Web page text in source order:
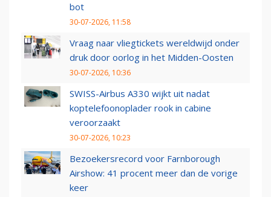
bot
30-07-2026, 11:58
Vraag naar vliegtickets wereldwijd onder
druk door oorlog in het Midden-Oosten
30-07-2026, 10:36
SWISS-Airbus A330 wijkt uit nadat
koptelefoonoplader rook in cabine
veroorzaakt
30-07-2026, 10:23
Bezoekersrecord voor Farnborough
Airshow: 41 procent meer dan de vorige
keer